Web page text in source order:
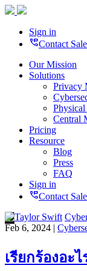
Sign in
perm_phone_msgContact
Our Mission
Solutions
Privacy
Central
Pricing
Resource
Blog
Press
FAQ
Sign in
perm_phone_msgContact
Feb 6, 2024 |
เรียกร้องอะ